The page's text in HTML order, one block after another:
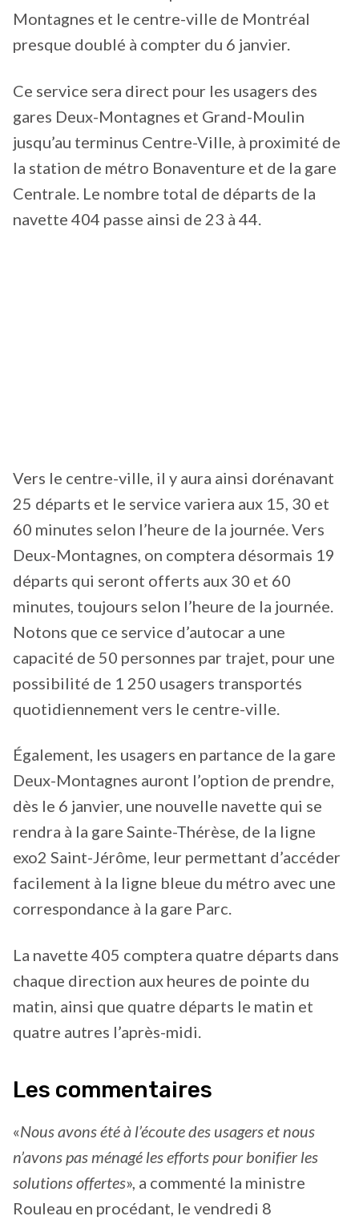
Montagnes et le centre-ville de Montréal
presque doublé à compter du 6 janvier.
Ce service sera direct pour les usagers des
gares Deux-Montagnes et Grand-Moulin
jusqu’au terminus Centre-Ville, à proximité de
la station de métro Bonaventure et de la gare
Centrale. Le nombre total de départs de la
navette 404 passe ainsi de 23 à 44.
Vers le centre-ville, il y aura ainsi dorénavant
25 départs et le service variera aux 15, 30 et
60 minutes selon l’heure de la journée. Vers
Deux-Montagnes, on comptera désormais 19
départs qui seront offerts aux 30 et 60
minutes, toujours selon l’heure de la journée.
Notons que ce service d’autocar a une
capacité de 50 personnes par trajet, pour une
possibilité de 1 250 usagers transportés
quotidiennement vers le centre-ville.
Également, les usagers en partance de la gare
Deux-Montagnes auront l’option de prendre,
dès le 6 janvier, une nouvelle navette qui se
rendra à la gare Sainte-Thérèse, de la ligne
exo2 Saint-Jérôme, leur permettant d’accéder
facilement à la ligne bleue du métro avec une
correspondance à la gare Parc.
La navette 405 comptera quatre départs dans
chaque direction aux heures de pointe du
matin, ainsi que quatre départs le matin et
quatre autres l’après-midi.
Les commentaires
«Nous avons été à l’écoute des usagers et nous
n’avons pas ménagé les efforts pour bonifier les
solutions offertes», a commenté la ministre
Rouleau en procédant, le vendredi 8